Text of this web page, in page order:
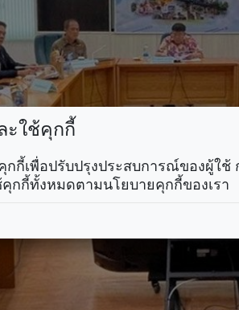
ะใช้คุกกี้
กกี้เพื่อปรับปรุงประสบการณ์ของผู้ใช้
กกี้ทั้งหมดตามนโยบายคุกกี้ของเรา